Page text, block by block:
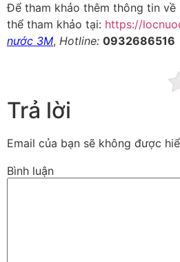
Để tham khảo thêm thông tin về
thể tham khảo tại: https://
nước 3M, Hotline: 0932686516
Trả lời
Email của bạn sẽ không được
Bình luận